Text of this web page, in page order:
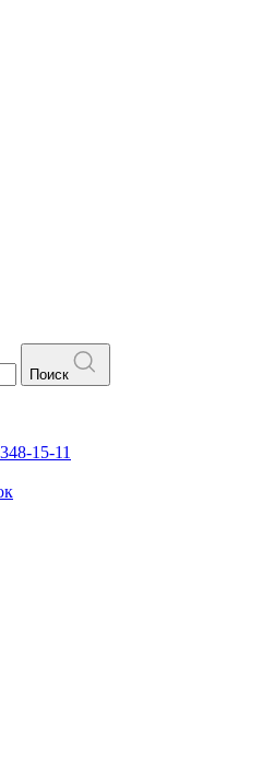
Поиск
15-11